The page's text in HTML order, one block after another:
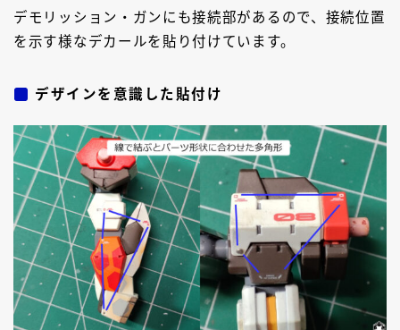
デモリッション・ガンにも接続部があるので、接続位置
を示す様なデカールを貼り付けています。
デザインを意識した貼付け